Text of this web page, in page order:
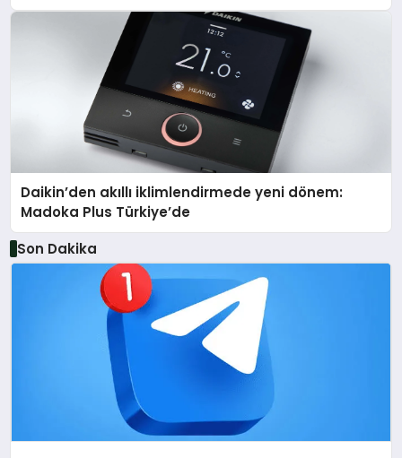
Daikin’den akıllı iklimlendirmede yeni dönem:
Madoka Plus Türkiye’de
Son Dakika